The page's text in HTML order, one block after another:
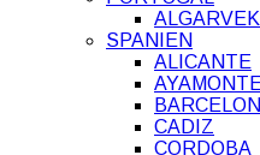
SPANIEN
ALICANTE
AYAMONTE
CADIZ
CORDOBA